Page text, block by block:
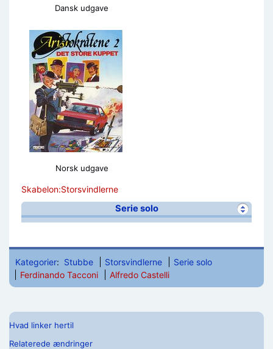
Dansk udgave
Norsk udgave
Skabelon:Storsvindlerne
Serie solo
Kategorier: Stubbe Storsvindlerne
Serie solo
Ferdinando Tacconi
Alfredo Castelli
Hvad linker hertil
Relaterede ændringer